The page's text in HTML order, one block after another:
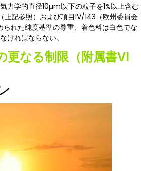
力学的直径10µm以下の粒子を1%以上含む
上記参照）および項目IV/143（欧州委員会
れた純度基準の尊重、着色料は白色でな
ければならない。
更なる制限（附属書VI